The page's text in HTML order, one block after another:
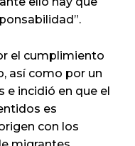
el cumplimiento
así como por un
incidió en que el
es
con los